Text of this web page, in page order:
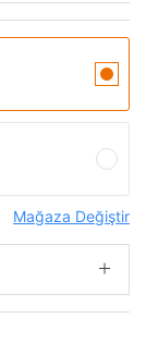
Mağaza Değiştir